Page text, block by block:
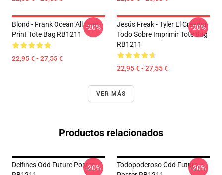
Blond - Frank Ocean All Over
Print Tote Bag RB1211
22,95 € - 27,55 €
-20%
Jesús Freak - Tyler El Creador
Todo Sobre Imprimir Tote Bag
RB1211
22,95 € - 27,55 €
-20%
VER MÁS
Productos relacionados
Delfines Odd Future Poster-20%
Todopoderoso Odd Future-20%